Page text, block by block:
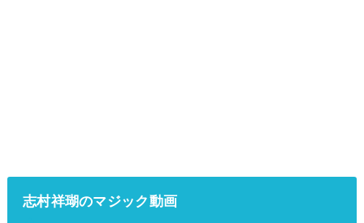
志村祥瑚のマジック動画